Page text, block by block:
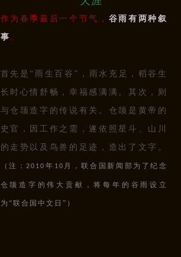
作为春季最后一个节气， 谷雨有两种叙
事 。
首先是“ 雨生百谷”，雨水充足，稻谷生
长时心情舒畅，幸福感满满。其次，则
与仓颉造字的传说有关。仓颉是黄帝的
史官，因工作之需，遂依照星斗、山川
的走势以及鸟兽的足迹，造出了文字。
（注：2010 年 10 月，联合国新闻部为了纪念
仓颉造字的伟大贡献，将每年的谷雨设立
为“联合国中文日”）